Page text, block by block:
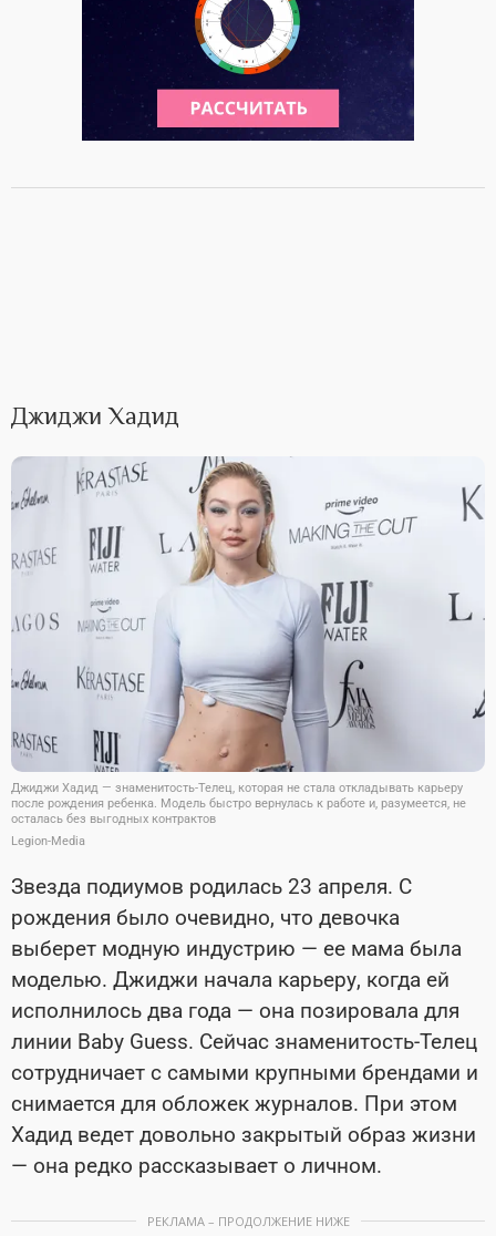
Джиджи Хадид
Джиджи Хадид — знаменитость-Телец, которая не стала откладывать карьеру
после рождения ребенка. Модель быстро вернулась к работе и, разумеется, не
осталась без выгодных контрактов
Legion-Media
Звезда подиумов родилась 23 апреля. С
рождения было очевидно, что девочка
выберет модную индустрию — ее мама была
моделью. Джиджи начала карьеру, когда ей
исполнилось два года — она позировала для
линии Baby Guess. Сейчас знаменитость-Телец
сотрудничает с самыми крупными брендами и
снимается для обложек журналов. При этом
Хадид ведет довольно закрытый образ жизни
— она редко рассказывает о личном.
РЕКЛАМА – ПРОДОЛЖЕНИЕ НИЖЕ